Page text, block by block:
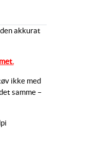
akkurat
ikke med
samme –